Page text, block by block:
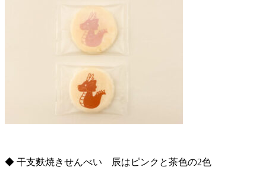
◆ 干支麩焼きせんべい 辰はピンクと茶色の2色